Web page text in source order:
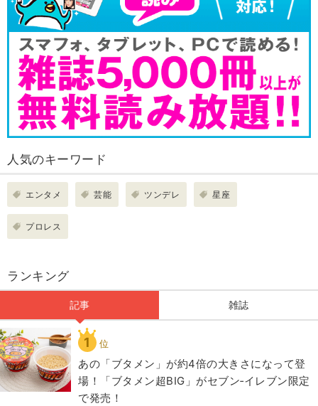
人気のキーワード
エンタメ 芸能 ツンデレ 星座
プロレス
ランキング
記事 雑誌
1 位
あの「ブタメン」が約4倍の大きさになって登
場！「ブタメン超BIG」がセブン‐イレブン限定
で発売！